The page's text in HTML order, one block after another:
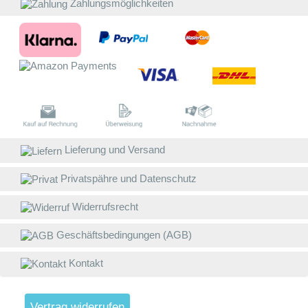
Zahlungsmöglichkeiten
Lieferung und Versand
Privatspähre und Datenschutz
Widerrufsrecht
Geschäftsbedingungen (AGB)
Kontakt